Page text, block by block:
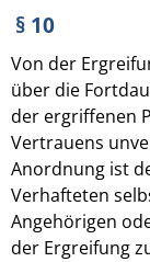
§ 10
Von der
über die
der ergriffenen
Vertrauens
Anordnung ist
Verhafteten
Angehörigen
der Ergreifung